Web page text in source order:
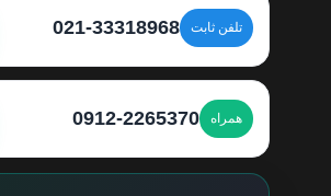
تلفن ثابت 021-33318968
همراه 0912-2265370